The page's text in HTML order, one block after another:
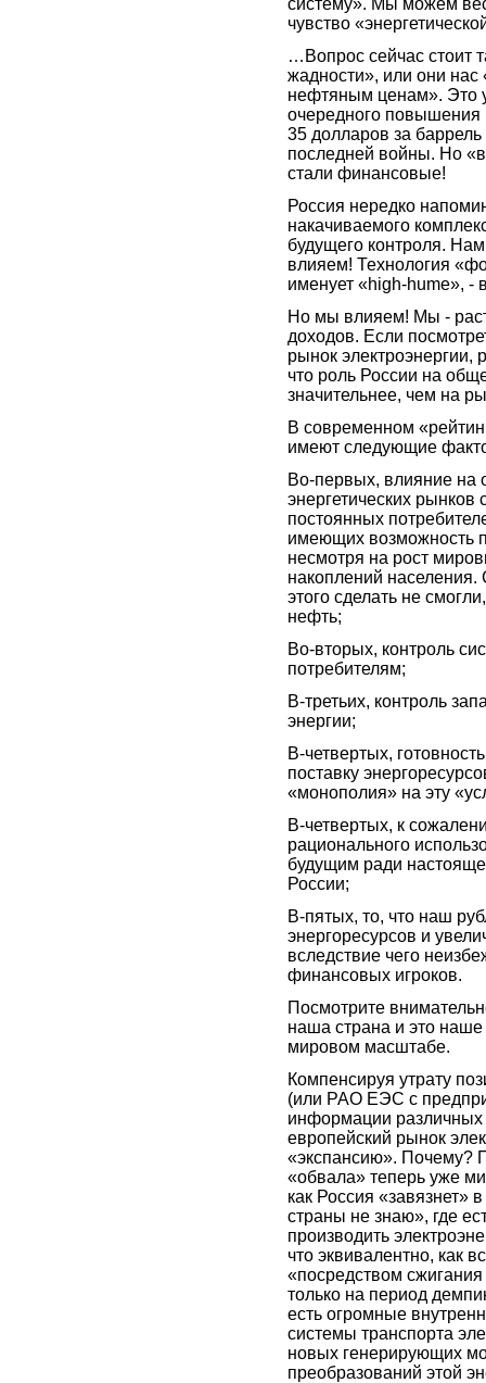
чувство
…Вопрос сейчас стоит
жадности», или они
нефтяным ценам». Это
очередного повышения
35 долларов за
последней войны. Но
стали финансовые!
Россия нередко
накачиваемого
будущего контроля.
влияем! Технология
именует «high-hume», -
Но мы влияем! Мы -
доходов. Если
рынок электроэнергии,
что роль России на
значительнее, чем на
В современном
имеют следующие
Во-первых, влияние на
энергетических
постоянных
имеющих возможность
несмотря на рост
накоплений населения.
этого сделать не
нефть;
Во-вторых, контроль
потребителям;
В-третьих, контроль
энергии;
В-четвертых,
поставку
«монополия» на эту
В-четвертых, к
рационального
будущим ради
России;
В-пятых, то, что наш
энергоресурсов и
вследствие чего
финансовых игроков.
Посмотрите
наша страна и это
мировом масштабе.
Компенсируя утрату
(или РАО ЕЭС с
информации различных
европейский рынок
«экспансию». Почему?
«обвала» теперь уже
как Россия «завязнет»
страны не знаю», где
производить
что эквивалентно, как
«посредством сжигания
только на период
есть огромные
системы транспорта
новых генерирующих
преобразований этой